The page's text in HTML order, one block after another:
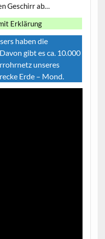
Geschirr ab…
Erklärung
haben die
gibt es ca. 10.000
unseres
Erde – Mond.